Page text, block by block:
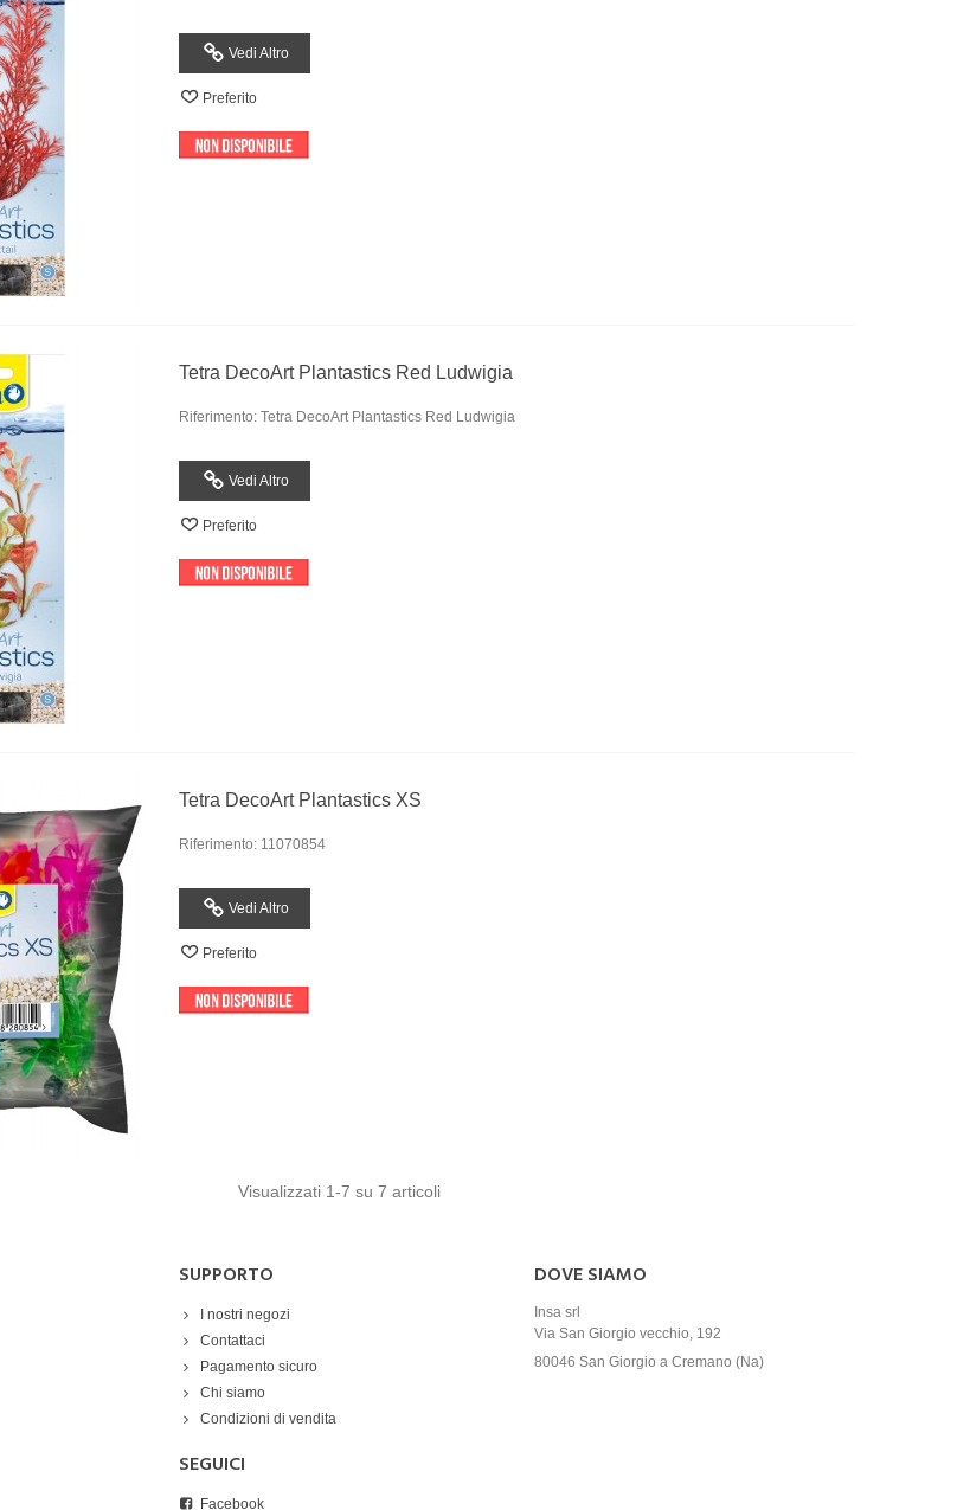
Vedi Altro
Preferito
Tetra DecoArt Plantastics Red Ludwigia
Riferimento: Tetra DecoArt Plantastics Red Ludwigia
Vedi Altro
Preferito
Tetra DecoArt Plantastics XS
Riferimento: 11070854
Vedi Altro
Preferito
Visualizzati 1-7 su 7 articoli
SUPPORTO
I nostri negozi
Contattaci
Pagamento sicuro
Chi siamo
Condizioni di vendita
SEGUICI
Facebook
DOVE SIAMO
Insa srl
Via San Giorgio vecchio, 192
80046 San Giorgio a Cremano (Na)